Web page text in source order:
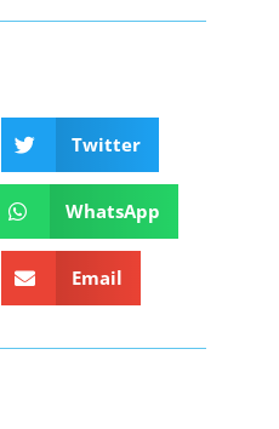
Twitter
WhatsApp
Email